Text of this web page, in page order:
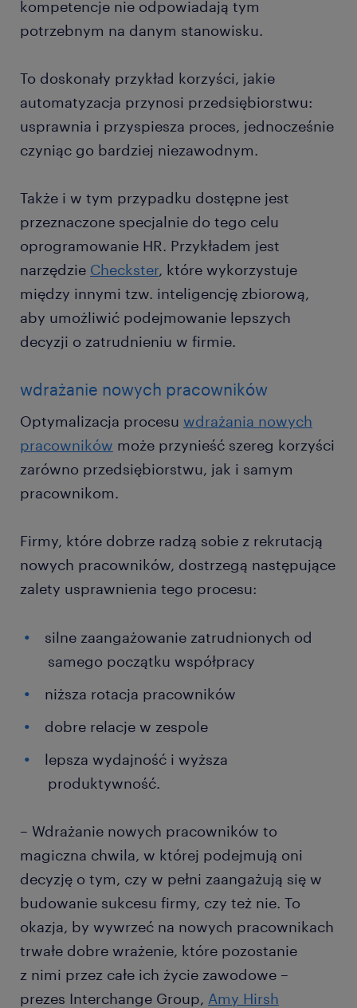
kompetencje nie odpowiadają tym
potrzebnym na danym stanowisku.
To doskonały przykład korzyści, jakie
automatyzacja przynosi przedsiębiorstwu:
usprawnia i przyspiesza proces, jednocześnie
czyniąc go bardziej niezawodnym.
Także i w tym przypadku dostępne jest
przeznaczone specjalnie do tego celu
oprogramowanie HR. Przykładem jest
narzędzie Checkster, które wykorzystuje
między innymi tzw. inteligencję zbiorową,
aby umożliwić podejmowanie lepszych
decyzji o zatrudnieniu w firmie.
wdrażanie nowych pracowników
Optymalizacja procesu wdrażania nowych
pracowników może przynieść szereg korzyści
zarówno przedsiębiorstwu, jak i samym
pracownikom.
Firmy, które dobrze radzą sobie z rekrutacją
nowych pracowników, dostrzegą następujące
zalety usprawnienia tego procesu:
silne zaangażowanie zatrudnionych od
samego początku współpracy
niższa rotacja pracowników
dobre relacje w zespole
lepsza wydajność i wyższa
produktywność.
– Wdrażanie nowych pracowników to
magiczna chwila, w której podejmują oni
decyzję o tym, czy w pełni zaangażują się w
budowanie sukcesu firmy, czy też nie. To
okazja, by wywrzeć na nowych pracownikach
trwałe dobre wrażenie, które pozostanie
z nimi przez całe ich życie zawodowe –
prezes Interchange Group, Amy Hirsh